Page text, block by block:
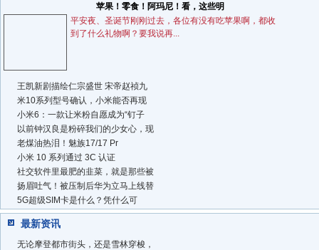
苹果！零食！阿玛尼！看，这些明
平安夜、圣诞节刚刚过去，各位有没有吃苹果啊，都收
到了什么礼物啊？要我说再...
王凯新剧描绘仁宗盛世 宋帝赵祯九
米10系列型号确认，小米能否再现
小米6：一款让米粉自愿成为“钉子
以前钟汉良是粉碎我们的少女心，现
老煤油热泪！魅族17/17 Pr
小米 10 系列通过 3C 认证
社交软件里最肥的韭菜，就是那些被
扬眉吐气！被压制后华为立马上线替
5G超级SIM卡是什么？凭什么可
最新资讯
无论摩登都市街头，还是雪林穿梭，